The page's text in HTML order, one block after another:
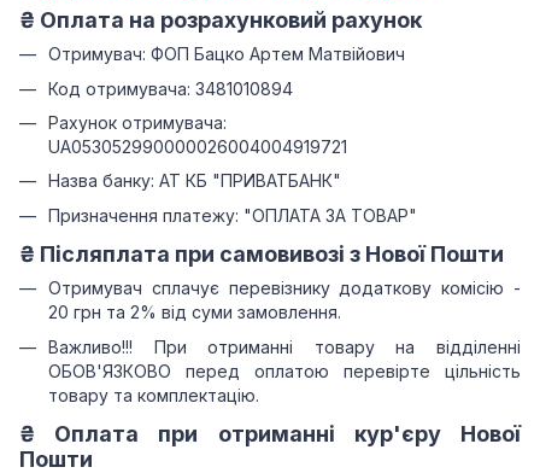
₴ Оплата на розрахунковий рахунок
Отримувач: ФОП Бацко Артем Матвійович
Код отримувача: 3481010894
Рахунок отримувача:
UA053052990000026004004919721
Назва банку: АТ КБ "ПРИВАТБАНК"
Призначення платежу: "ОПЛАТА ЗА ТОВАР"
₴ Післяплата при самовивозі з Нової Пошти
Отримувач сплачує перевізнику додаткову комісію -
20 грн та 2% від суми замовлення.
Важливо!!! При отриманні товару на відділенні
ОБОВ'ЯЗКОВО перед оплатою перевірте цільність
товару та комплектацію.
₴ Оплата при отриманні кур'єру Нової
Пошти